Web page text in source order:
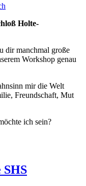
Holte-
dir manchmal große
Workshop genau
mir die Welt
Freundschaft, Mut
ich sein?